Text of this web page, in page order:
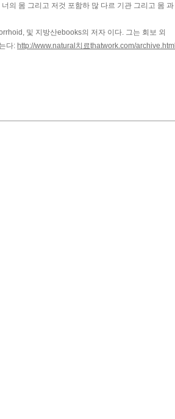
의 몸 그리고 저것 포함하 많 다르 기관 그리고 몸 과
및 지방산ebooks의 저자 이다. 그는 회보 외
다: http://www.natural치료thatwork.com/archive.html